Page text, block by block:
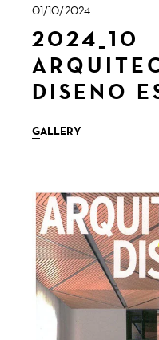
01/10/2024
2024_10
DISENO
GALLERY